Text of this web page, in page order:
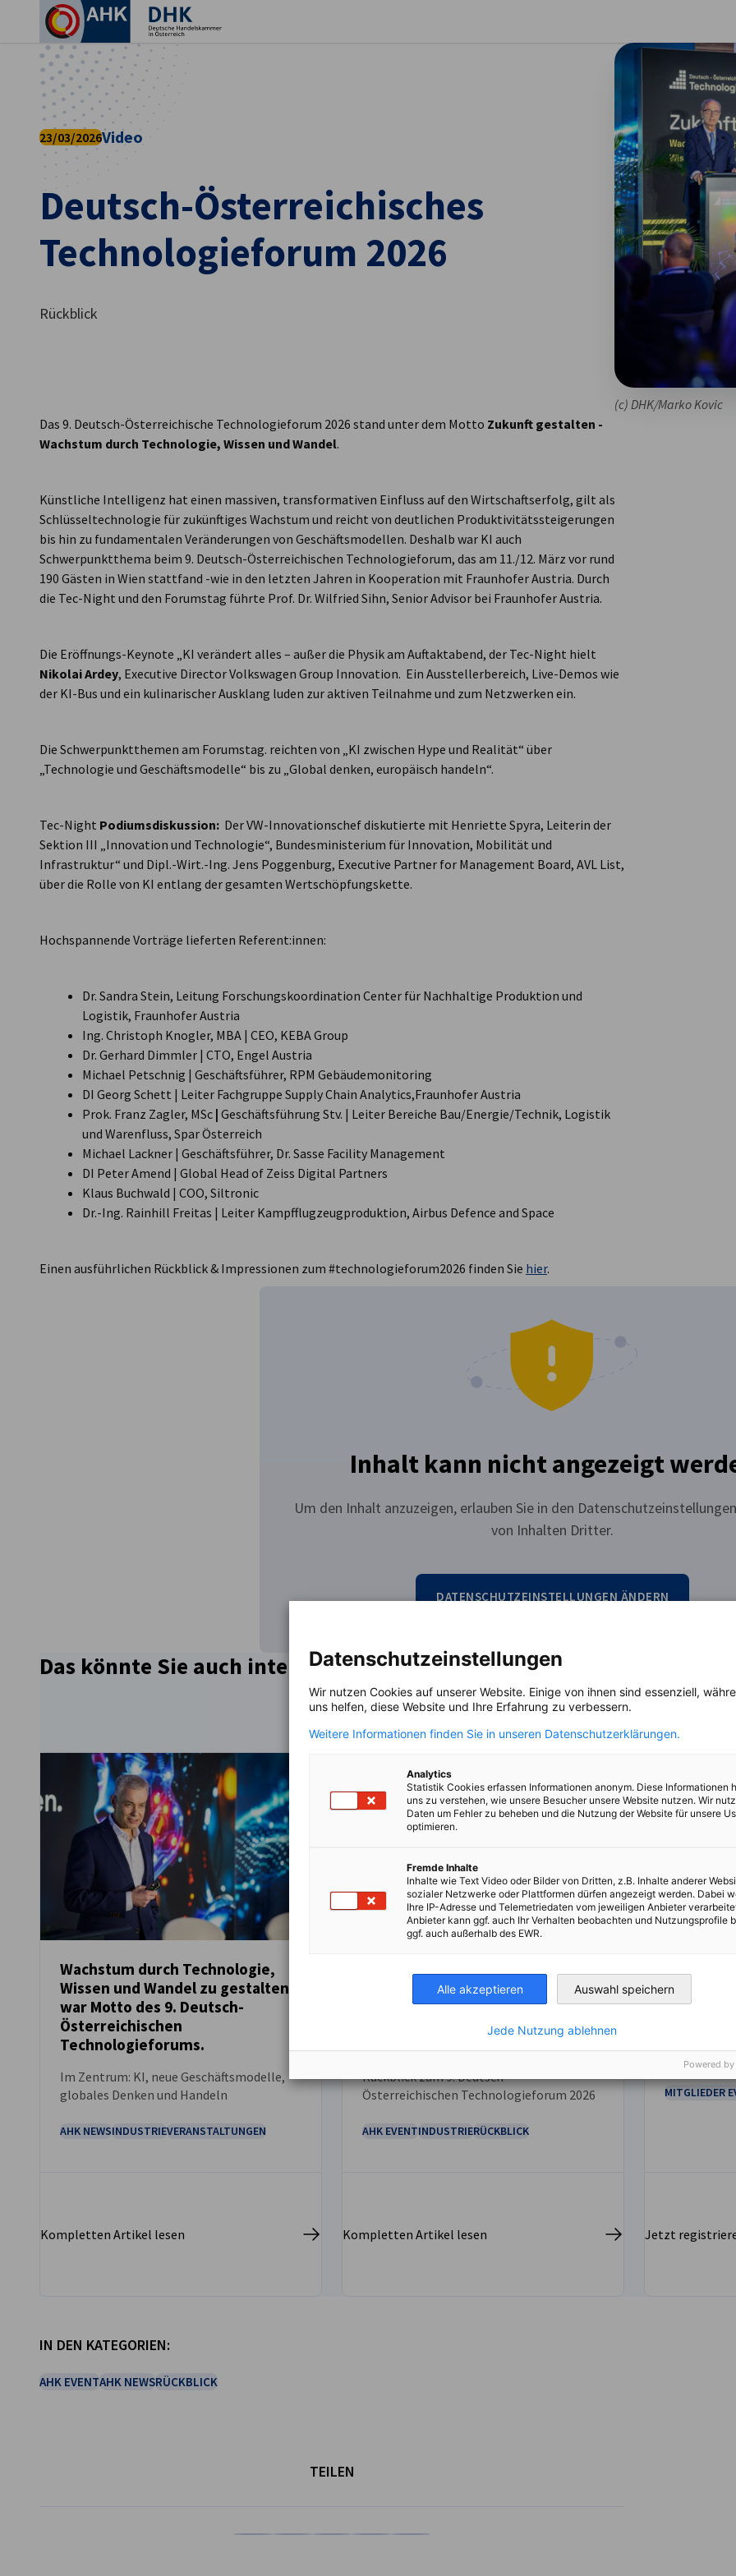
Deutsch-Österreichisches
Technologieforum 2026
23/03/2026Video
Rückblick
(c) DHK/Marko Kovic
Das 9. Deutsch-Österreichische Technologieforum 2026 stand unter dem Motto Zukunft gestalten -
Wachstum durch Technologie, Wissen und Wandel.
Künstliche Intelligenz hat einen massiven, transformativen Einfluss auf den Wirtschaftserfolg, gilt als
Schlüsseltechnologie für zukünftiges Wachstum und reicht von deutlichen Produktivitätssteigerungen
bis hin zu fundamentalen Veränderungen von Geschäftsmodellen. Deshalb war KI auch
Schwerpunktthema beim 9. Deutsch-Österreichischen Technologieforum, das am 11./12. März vor rund
190 Gästen in Wien stattfand -wie in den letzten Jahren in Kooperation mit Fraunhofer Austria. Durch
die Tec-Night und den Forumstag führte Prof. Dr. Wilfried Sihn, Senior Advisor bei Fraunhofer Austria.
Die Eröffnungs-Keynote „KI verändert alles – außer die Physik am Auftaktabend, der Tec-Night hielt
Nikolai Ardey, Executive Director Volkswagen Group Innovation. Ein Ausstellerbereich, Live-Demos wie
der KI-Bus und ein kulinarischer Ausklang luden zur aktiven Teilnahme und zum Netzwerken ein.
Die Schwerpunktthemen am Forumstag. reichten von „KI zwischen Hype und Realität“ über
„Technologie und Geschäftsmodelle“ bis zu „Global denken, europäisch handeln“.
Tec-Night Podiumsdiskussion: Der VW-Innovationschef diskutierte mit Henriette Spyra, Leiterin der
Sektion III „Innovation und Technologie“, Bundesministerium für Innovation, Mobilität und
Infrastruktur“ und Dipl.-Wirt.-Ing. Jens Poggenburg, Executive Partner for Management Board, AVL List,
über die Rolle von KI entlang der gesamten Wertschöpfungskette.
Hochspannende Vorträge lieferten Referent:innen:
Dr. Sandra Stein, Leitung Forschungskoordination Center für Nachhaltige Produktion und
Logistik, Fraunhofer Austria
Ing. Christoph Knogler, MBA | CEO, KEBA Group
Dr. Gerhard Dimmler | CTO, Engel Austria
Michael Petschnig | Geschäftsführer, RPM Gebäudemonitoring
DI Georg Schett | Leiter Fachgruppe Supply Chain Analytics,Fraunhofer Austria
Prok. Franz Zagler, MSc | Geschäftsführung Stv. | Leiter Bereiche Bau/Energie/Technik, Logistik
und Warenfluss, Spar Österreich
Michael Lackner | Geschäftsführer, Dr. Sasse Facility Management
DI Peter Amend | Global Head of Zeiss Digital Partners
Klaus Buchwald | COO, Siltronic
Dr.-Ing. Rainhill Freitas | Leiter Kampfflugzeugproduktion, Airbus Defence and Space
Einen ausführlichen Rückblick & Impressionen zum #technologieforum2026 finden Sie hier.
Inhalt kann nicht angezeigt
Um den Inhalt anzuzeigen, erlauben Sie in den
von Inhalten Dritter.
DATENSCHUTZEINSTELLUNGEN ÄNDERN
Das könnte Sie auch interessieren
NEUIGKEITEN
Wachstum durch Technologie,
Wissen und Wandel zu gestalten,
war Motto des 9. Deutsch-
Österreichischen
Technologieforums.
Im Zentrum: KI, neue Geschäftsmodelle,
globales Denken und Handeln
AHK NEWSINDUSTRIEVERANSTALTUNGEN
Kompletten Artikel lesen
NEUIGKEITEN
Zukunft gestalten - Wachstum
durch Technologie, Wissen und
Wandel, lautete das Motto des 9.
Deutsch-Österreichischen
Rückblick zum 9. Deutsch-
Österreichischen Technologieforum 2026
AHK EVENTINDUSTRIERÜCKBLICK
Kompletten Artikel lesen
Partner.
MITGLIEDER
Jetzt
IN DEN KATEGORIEN:
AHK EVENTAHK NEWSRÜCKBLICK
TEILEN
Datenschutzeinstellungen
Wir nutzen Cookies auf unserer Website. Einige von ihnen sind essenziell,
uns helfen, diese Website und Ihre Erfahrung zu verbessern.
Weitere Informationen finden Sie in unseren Datenschutzerklärungen.
Analytics
Statistik Cookies erfassen Informationen anonym. Diese Informationen
uns zu verstehen, wie unsere Besucher unsere Website nutzen. Wir
Daten um Fehler zu beheben und die Nutzung der Website für unsere
optimieren.
Fremde Inhalte
Inhalte wie Text Video oder Bilder von Dritten, z.B. Inhalte anderer
sozialer Netzwerke oder Plattformen dürfen angezeigt werden. Dabei
Ihre IP-Adresse und Telemetriedaten vom jeweiligen Anbieter
Anbieter kann ggf. auch Ihr Verhalten beobachten und Nutzungsprofile
ggf. auch außerhalb des EWR.
Alle akzeptieren Auswahl speichern
Jede Nutzung ablehnen
Powered by